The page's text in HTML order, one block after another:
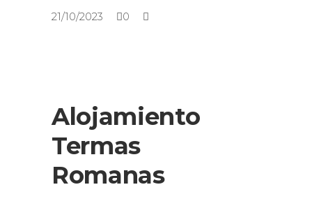
21/10/2023 0
Alojamiento
Termas
Romanas